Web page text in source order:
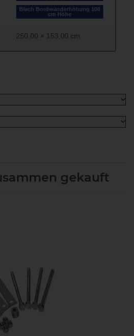
Blech Bordwanderhöhung 100
cm Höhe
250,00 × 153,00 cm
gekauft